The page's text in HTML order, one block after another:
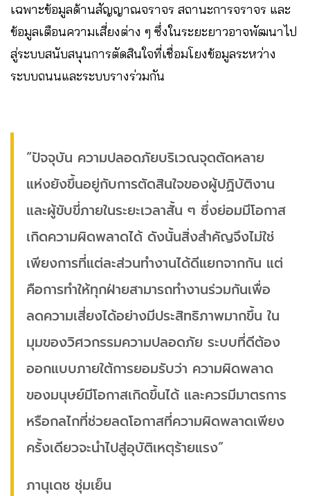
เฉพาะข้อมูลด้านสัญญาณจราจร สถานะการจราจร และ
ข้อมูลเตือนความเสี่ยงต่าง ๆ ซึ่งในระยะยาวอาจพัฒนาไป
สู่ระบบสนับสนุนการตัดสินใจที่เชื่อมโยงข้อมูลระหว่าง
ระบบถนนและระบบรางร่วมกัน
“ปัจจุบัน ความปลอดภัยบริเวณจุดตัดหลาย
แห่งยังขึ้นอยู่กับการตัดสินใจของผู้ปฏิบัติงาน
และผู้ขับขี่ภายในระยะเวลาสั้น ๆ ซึ่งย่อมมีโอกาส
เกิดความผิดพลาดได้ ดังนั้นสิ่งสำคัญจึงไม่ใช่
เพียงการที่แต่ละส่วนทำงานได้ดีแยกจากกัน แต่
คือการทำให้ทุกฝ่ายสามารถทำงานร่วมกันเพื่อ
ลดความเสี่ยงได้อย่างมีประสิทธิภาพมากขึ้น ใน
มุมของวิศวกรรมความปลอดภัย ระบบที่ดีต้อง
ออกแบบภายใต้การยอมรับว่า ความผิดพลาด
ของมนุษย์มีโอกาสเกิดขึ้นได้ และควรมีมาตรการ
หรือกลไกที่ช่วยลดโอกาสที่ความผิดพลาดเพียง
ครั้งเดียวจะนำไปสู่อุบัติเหตุร้ายแรง”
ภานุเดช ชุ่มเย็น